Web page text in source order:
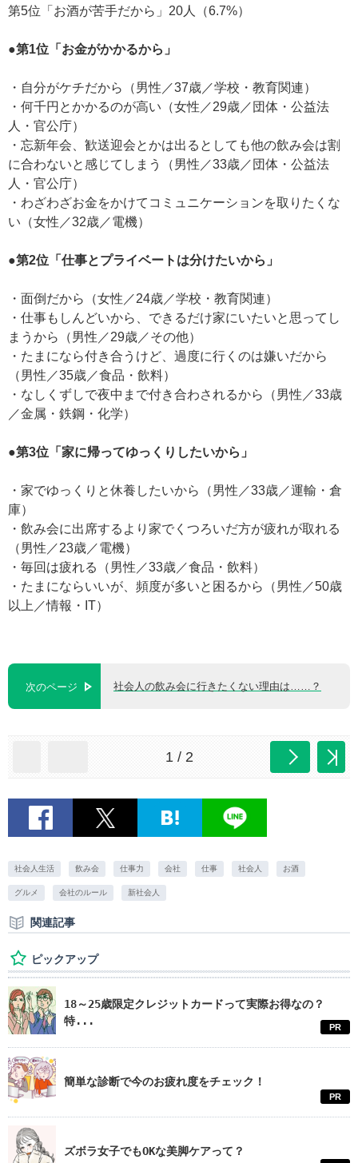
第5位「お酒が苦手だから」20人（6.7%）
●第1位「お金がかかるから」
・自分がケチだから（男性／37歳／学校・教育関連）
・何千円とかかるのが高い（女性／29歳／団体・公益法
人・官公庁）
・忘新年会、歓送迎会とかは出るとしても他の飲み会は割
に合わないと感じてしまう（男性／33歳／団体・公益法
人・官公庁）
・わざわざお金をかけてコミュニケーションを取りたくな
い（女性／32歳／電機）
●第2位「仕事とプライベートは分けたいから」
・面倒だから（女性／24歳／学校・教育関連）
・仕事もしんどいから、できるだけ家にいたいと思ってし
まうから（男性／29歳／その他）
・たまになら付き合うけど、過度に行くのは嫌いだから
（男性／35歳／食品・飲料）
・なしくずしで夜中まで付き合わされるから（男性／33歳
／金属・鉄鋼・化学）
●第3位「家に帰ってゆっくりしたいから」
・家でゆっくりと休養したいから（男性／33歳／運輸・倉
庫）
・飲み会に出席するより家でくつろいだ方が疲れが取れる
（男性／23歳／電機）
・毎回は疲れる（男性／33歳／食品・飲料）
・たまにならいいが、頻度が多いと困るから（男性／50歳
以上／情報・IT）
次のページ 社会人の飲み会に行きたくない理由は……？
1 / 2
社会人生活 飲み会 仕事力 会社 仕事 社会人 お酒
グルメ 会社のルール 新社会人
関連記事
ピックアップ
18～25歳限定クレジットカードって実際お得なの？
特...
PR
簡単な診断で今のお疲れ度をチェック！
PR
ズボラ女子でもOKな美脚ケアって？